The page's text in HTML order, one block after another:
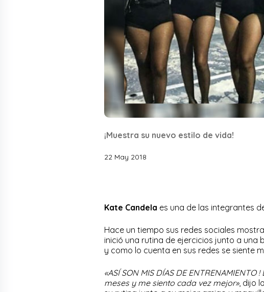
¡Muestra su nuevo estilo de vida!
22 May 2018
Kate Candela es una de las integrantes
Hace un tiempo sus redes sociales
inició una rutina de ejercicios junto a una
y como lo cuenta en sus redes se siente
«ASÍ SON MIS DÍAS DE
meses y me siento cada vez mejor», dijo